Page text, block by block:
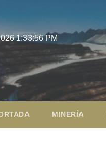
1:33:57 PM
MINERÍA